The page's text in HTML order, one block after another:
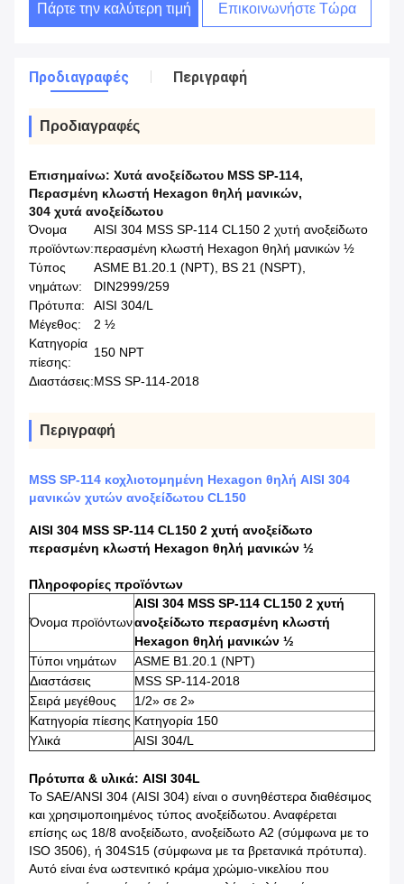
Πάρτε την καλύτερη τιμή Επικοινωνήστε Τώρα
Προδιαγραφές Περιγραφή
Προδιαγραφές
Επισημαίνω: Χυτά ανοξείδωτου MSS SP-114,
Περασμένη κλωστή Hexagon θηλή μανικών,
304 χυτά ανοξείδωτου
Όνομα
προϊόντων:
AISI 304 MSS SP-114 CL150 2 χυτή ανοξείδωτο
περασμένη κλωστή Hexagon θηλή μανικών ½
Τύπος
νημάτων:
ASME B1.20.1 (NPT), BS 21 (NSPT),
DIN2999/259
Πρότυπα:
AISI 304/L
Μέγεθος:
2 ½
Κατηγορία
πίεσης:
150 NPT
Διαστάσεις:MSS SP-114-2018
Περιγραφή
MSS SP-114 κοχλιοτομημένη Hexagon θηλή AISI 304
μανικών χυτών ανοξείδωτου CL150
AISI 304 MSS SP-114 CL150 2 χυτή ανοξείδωτο
περασμένη κλωστή Hexagon θηλή μανικών ½
Πληροφορίες προϊόντων
Όνομα προϊόντων
AISI 304 MSS SP-114 CL150 2 χυτή
ανοξείδωτο περασμένη κλωστή
Hexagon θηλή μανικών ½
Τύποι νημάτων
ASME B1.20.1 (NPT)
Διαστάσεις
MSS SP-114-2018
Σειρά μεγέθους
1/2» σε 2»
Κατηγορία πίεσης Κατηγορία 150
Υλικά
AISI 304/L
Πρότυπα & υλικά: AISI 304L
Το SAE/ANSI 304 (AISI 304) είναι ο συνηθέστερα διαθέσιμος
και χρησιμοποιημένος τύπος ανοξείδωτου. Αναφέρεται
επίσης ως 18/8 ανοξείδωτο, ανοξείδωτο A2 (σύμφωνα με το
ISO 3506), ή 304S15 (σύμφωνα με τα βρετανικά πρότυπα).
Αυτό είναι ένα ωστενιτικό κράμα χρώμιο-νικελίου που